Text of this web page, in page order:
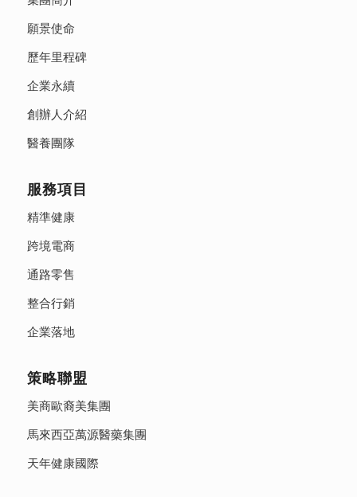
願景使命
歷年里程碑
企業永續
創辦人介紹
醫養團隊
服務項目
精準健康
跨境電商
通路零售
整合行銷
企業落地
策略聯盟
美商歐裔美集團
馬來西亞萬源醫藥集團
天年健康國際